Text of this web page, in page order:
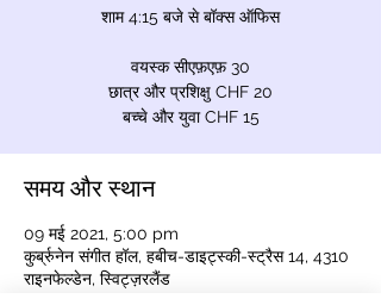
शाम 4:15 बजे से बॉक्स ऑफिस
वयस्क सीएफ़एफ़ 30
छात्र और प्रशिक्षु CHF 20
बच्चे और युवा CHF 15
समय और स्थान
09 मई 2021, 5:00 pm
कुर्ब्रुनेन संगीत हॉल, हबीच-डाइट्स्की-स्ट्रैस 14, 4310
राइनफेल्डेन, स्विट्ज़रलैंड